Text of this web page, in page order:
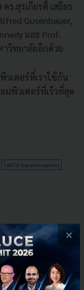
ร.สุรเกียรติ์ เสถียร
Gusenbauer,
และ Prof.
าวิทยาลัยอีกด้วย
วเตอร์ที่เราใช้กัน
มพิวเตอร์ที่เร็วที่สุด
APEX Supercomputer
×